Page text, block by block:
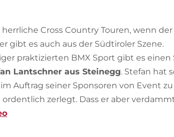
Cross Country Touren, wenn
gibt es auch aus der Südtiroler Szene.
praktizierten BMX Sport gibt es einen
Lantschner aus Steinegg. Stefan hat
Auftrag seiner Sponsoren von Event
zerlegt. Dass er aber